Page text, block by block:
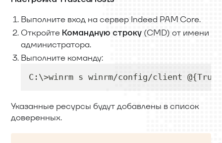
Выполните вход на сервер Indeed PAM Core.
Откройте Командную строку (CMD) от имени
администратора.
Выполните команду:
C:\>winrm s winrm/config/client @{
Указанные ресурсы будут добавлены в список
доверенных.